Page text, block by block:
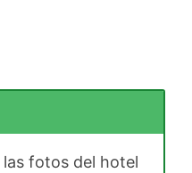
fotos del hotel